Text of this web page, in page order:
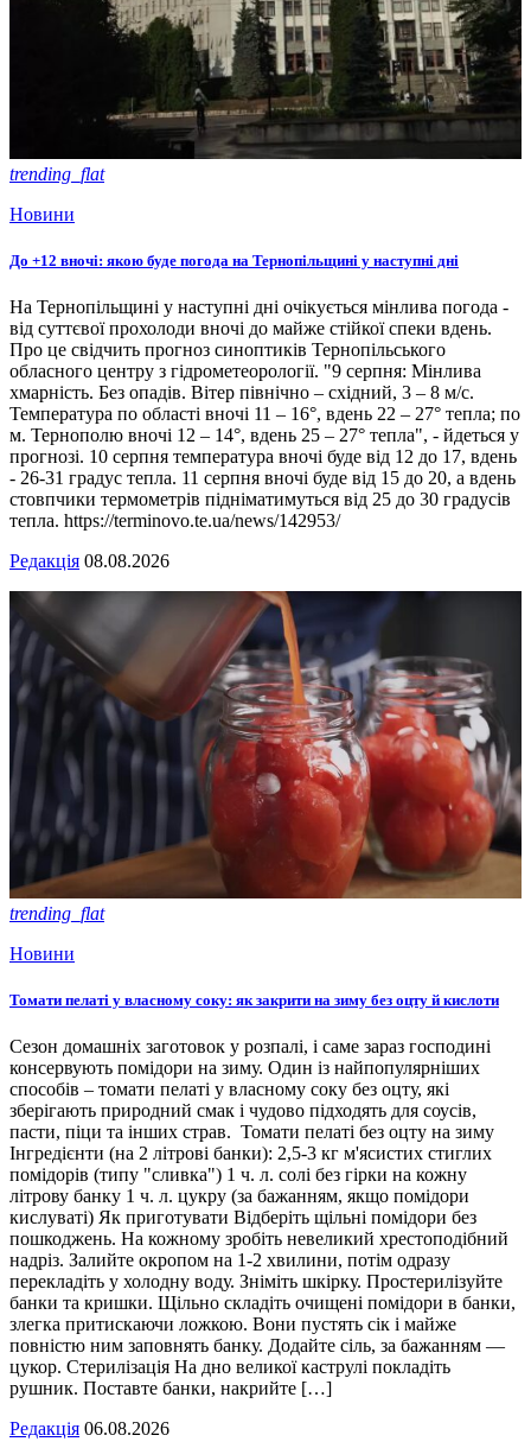
trending_flat
Новини
До +12 вночі: якою буде погода на Тернопільщині у наступні дні
На Тернопільщині у наступні дні очікується мінлива погода -
від суттєвої прохолоди вночі до майже стійкої спеки вдень.
Про це свідчить прогноз синоптиків Тернопільського
обласного центру з гідрометеорології. "9 серпня: Мінлива
хмарність. Без опадів. Вітер північно – східний, 3 – 8 м/с.
Температура по області вночі 11 – 16°, вдень 22 – 27° тепла; по
м. Тернополю вночі 12 – 14°, вдень 25 – 27° тепла", - йдеться у
прогнозі. 10 серпня температура вночі буде від 12 до 17, вдень
- 26-31 градус тепла. 11 серпня вночі буде від 15 до 20, а вдень
стовпчики термометрів підніматимуться від 25 до 30 градусів
тепла. https://terminovo.te.ua/news/142953/
Редакція 08.08.2026
trending_flat
Новини
Томати пелаті у власному соку: як закрити на зиму без оцту й кислоти
Сезон домашніх заготовок у розпалі, і саме зараз господині
консервують помідори на зиму. Один із найпопулярніших
способів – томати пелаті у власному соку без оцту, які
зберігають природний смак і чудово підходять для соусів,
пасти, піци та інших страв. Томати пелаті без оцту на зиму
Інгредієнти (на 2 літрові банки): 2,5-3 кг м'ясистих стиглих
помідорів (типу "сливка") 1 ч. л. солі без гірки на кожну
літрову банку 1 ч. л. цукру (за бажанням, якщо помідори
кислуваті) Як приготувати Відберіть щільні помідори без
пошкоджень. На кожному зробіть невеликий хрестоподібний
надріз. Залийте окропом на 1-2 хвилини, потім одразу
перекладіть у холодну воду. Зніміть шкірку. Простерилізуйте
банки та кришки. Щільно складіть очищені помідори в банки,
злегка притискаючи ложкою. Вони пустять сік і майже
повністю ним заповнять банку. Додайте сіль, за бажанням —
цукор. Стерилізація На дно великої каструлі покладіть
рушник. Поставте банки, накрийте […]
Редакція 06.08.2026